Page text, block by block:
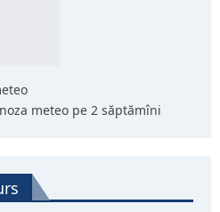
meteo pe 2 săptămîni